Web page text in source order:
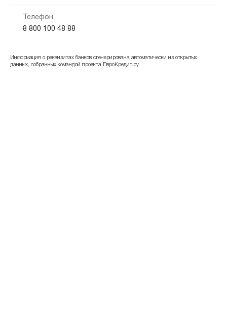
Телефон
8 800 100 48 88
Информация о реквизитах банков сгенерирована автоматически из открытых
данных, собранных командой проекта ЕвроКредит.ру.